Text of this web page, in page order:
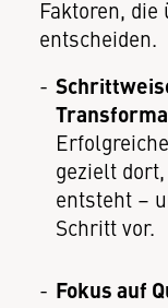
Faktoren,
entscheiden.
gezielt
entsteht –
Schritt vor.
Fokus auf